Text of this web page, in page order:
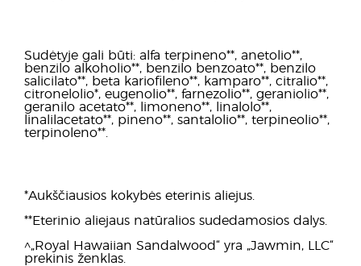
Sudėtyje gali būti: alfa terpineno**, anetolio**,
benzilo alkoholio**, benzilo benzoato**, benzilo
salicilato**, beta kariofileno**, kamparo**, citralio**,
citronelolio*, eugenolio**, farnezolio**, geraniolio**,
geranilo acetato**, limoneno**, linalolo**,
linalilacetato**, pineno**, santalolio**, terpineolio**,
terpinoleno**.
*Aukščiausios kokybės eterinis aliejus.
**Eterinio aliejaus natūralios sudedamosios dalys.
^„Royal Hawaiian Sandalwood“ yra „Jawmin, LLC“
prekinis ženklas.